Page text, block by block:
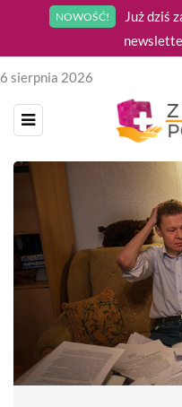
NOWOŚĆ!
Już dziś
6 sierpnia 2026